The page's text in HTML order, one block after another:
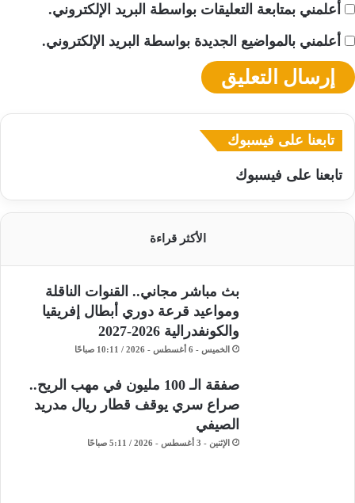
أعلمني بمتابعة التعليقات بواسطة البريد الإلكتروني.
أعلمني بالمواضيع الجديدة بواسطة البريد الإلكتروني.
تابعنا على فيسبوك
تابعنا على فيسبوك
الأكثر قراءة
بث مباشر مجاني.. القنوات الناقلة
ومواعيد قرعة دوري أبطال إفريقيا
والكونفدرالية 2026-2027
الخميس - 6 أغسطس - 2026 / 10:11 صباحًا
صفقة الـ 100 مليون في مهب الريح..
صراع سري يوقف قطار ريال مدريد
الصيفي
الإثنين - 3 أغسطس - 2026 / 5:11 صباحًا